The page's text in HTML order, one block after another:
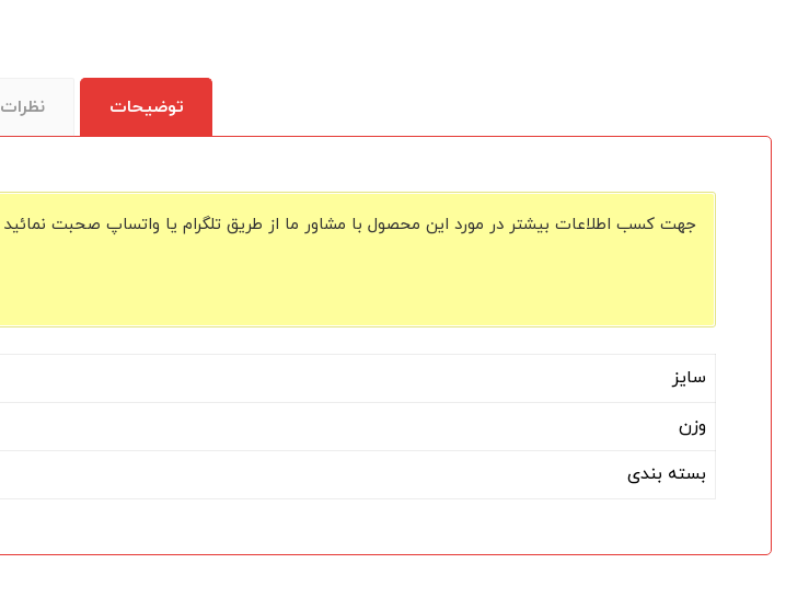
توضیحات نظرات
جهت کسب اطلاعات بیشتر در مورد این محصول با مشاور ما از طریق تلگرام یا واتساپ صحبت نمائید
سایز
وزن
بسته بندی